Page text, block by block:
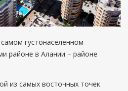
густонаселенном
районе в Алании – районе
из самых восточных точек